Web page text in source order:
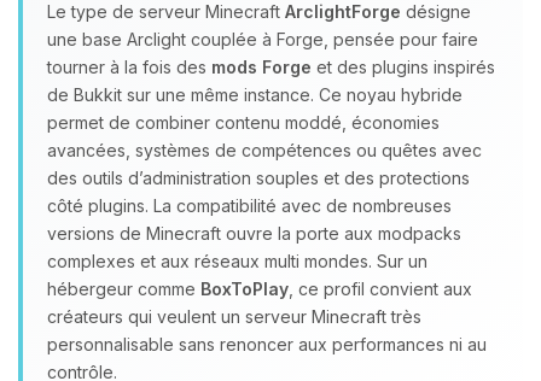
Le type de serveur Minecraft ArclightForge désigne
une base Arclight couplée à Forge, pensée pour faire
tourner à la fois des mods Forge et des plugins inspirés
de Bukkit sur une même instance. Ce noyau hybride
permet de combiner contenu moddé, économies
avancées, systèmes de compétences ou quêtes avec
des outils d’administration souples et des protections
côté plugins. La compatibilité avec de nombreuses
versions de Minecraft ouvre la porte aux modpacks
complexes et aux réseaux multi mondes. Sur un
hébergeur comme BoxToPlay , ce profil convient aux
créateurs qui veulent un serveur Minecraft très
personnalisable sans renoncer aux performances ni au
contrôle.
Youpi, enfin quelqu’un pour me
parler ! Moi c’est Choupy, ton petit
assistant BoxToPlay. Dis-moi ce dont
tu as besoin et je vais remuer mes
petits circuits pour t’aider.
07/08/2026 à 02:45